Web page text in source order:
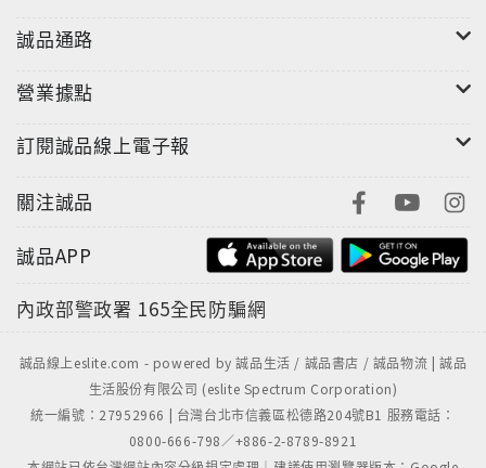
誠品通路
營業據點
訂閱誠品線上電子報
關注誠品
誠品APP
內政部警政署 165全民防騙網
誠品線上eslite.com - powered by 誠品生活 / 誠品書店 / 誠品物流 | 誠品
生活股份有限公司 (eslite Spectrum Corporation)
統一編號：27952966 | 台灣台北市信義區松德路204號B1 服務電話：
0800-666-798／+886-2-8789-8921